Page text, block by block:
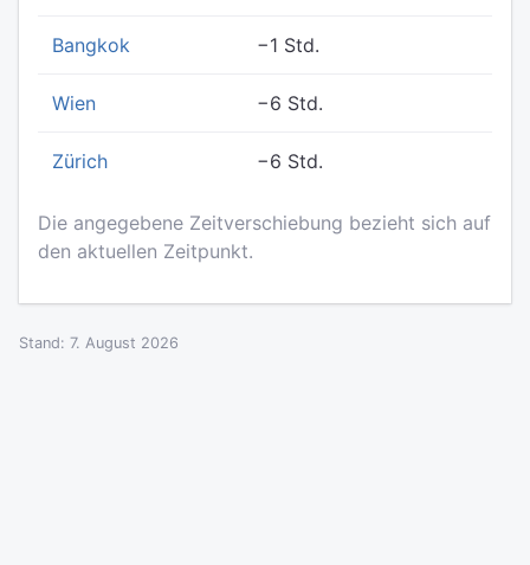
Bangkok −1 Std.
Wien −6 Std.
Zürich −6 Std.
Die angegebene Zeitverschiebung bezieht sich auf
den aktuellen Zeitpunkt.
Stand: 7. August 2026